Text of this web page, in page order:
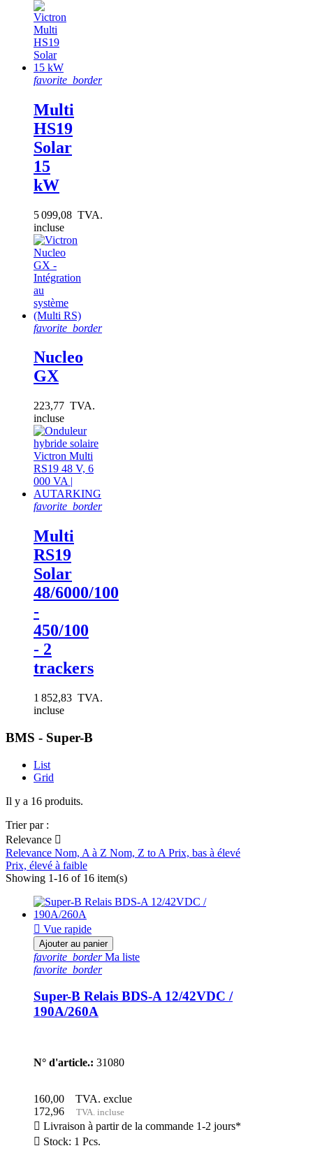
favorite_border
Multi
HS19
Solar
15
kW
5 099,08 TVA.
incluse
favorite_border
Nucleo
GX
223,77 TVA.
incluse
favorite_border
Multi
RS19
Solar
48/6000/100
-
450/100
- 2
trackers
1 852,83 TVA.
incluse
BMS - Super-B
List
Grid
Il y a 16 produits.
Trier par :
Relevance 
Relevance Nom, A à Z Nom, Z to A Prix, bas à élevé
Prix, élevé à faible
Showing 1-16 of 16 item(s)
 Vue rapide
Ajouter au panier
favorite_borderMa liste
favorite_border
Super-B Relais BDS-A 12/42VDC /
190A/260A
N° d'article.: 31080
160,00
TVA. exclue
172,96
TVA. incluse
 Livraison à partir de la commande 1-2 jours*
 Stock: 1 Pcs.